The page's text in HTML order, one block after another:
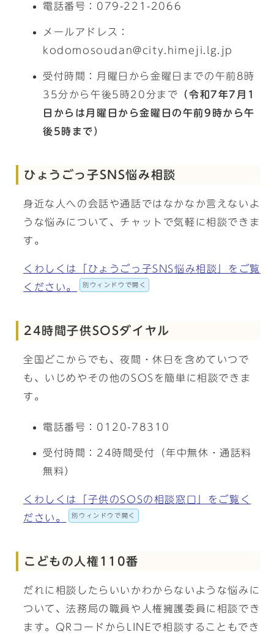
電話番号：079-221-2066
メールアドレス：
kodomosoudan@city.himeji.lg.jp
受付時間：月曜日から金曜日までの午前8時
35分から午後5時20分まで （令和7年7月1
日からは月曜日から金曜日の午前9時から午
後5時まで）
ひょうごっ子SNS悩み相談
身近な人への会話や通話ではなかなか言えないよ
うな悩みについて、チャットで気軽に相談できま
す。
くわしくは「ひょうごっ子SNS悩み相談」をご覧
ください。
別ウィンドウで開く
24時間子供SOSダイヤル
全国どこからでも、夜間・休日を含めていつで
も、いじめやその他のSOSを簡単に相談できま
す。
電話番号：0120-78310
受付時間：24時間受付（年中無休・通話料
無料）
くわしくは「子供のSOSの相談窓口」をご覧く
ださい。
別ウィンドウで開く
こどもの人権110番
だれに相談したらいいかわからないような悩みに
ついて、法務局の職員や人権擁護委員に相談でき
ます。QRコードからLINEで相談することもでき